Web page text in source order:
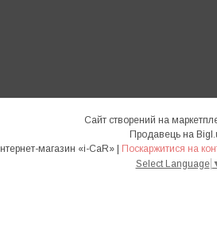
Сайт створений на
Продавець на
Интернет-магазин «i-CaR» | Поскаржитися на
Select Language